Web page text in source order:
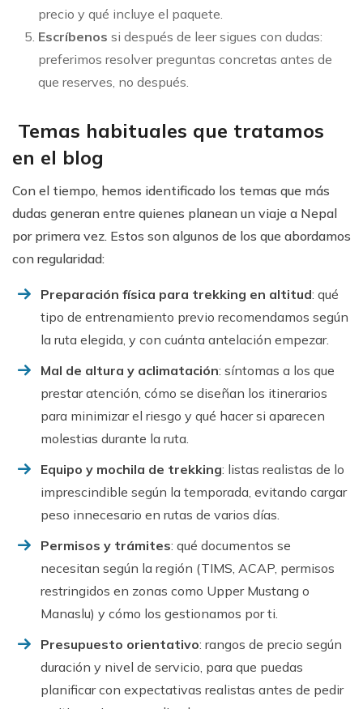
precio y qué incluye el paquete.
Escríbenos si después de leer sigues con dudas:
preferimos resolver preguntas concretas antes de
que reserves, no después.
Temas habituales que tratamos
en el blog
Con el tiempo, hemos identificado los temas que más
dudas generan entre quienes planean un viaje a Nepal
por primera vez. Estos son algunos de los que abordamos
con regularidad:
Preparación física para trekking en altitud: qué
tipo de entrenamiento previo recomendamos según
la ruta elegida, y con cuánta antelación empezar.
Mal de altura y aclimatación: síntomas a los que
prestar atención, cómo se diseñan los itinerarios
para minimizar el riesgo y qué hacer si aparecen
molestias durante la ruta.
Equipo y mochila de trekking: listas realistas de lo
imprescindible según la temporada, evitando cargar
peso innecesario en rutas de varios días.
Permisos y trámites: qué documentos se
necesitan según la región (TIMS, ACAP, permisos
restringidos en zonas como Upper Mustang o
Manaslu) y cómo los gestionamos por ti.
Presupuesto orientativo: rangos de precio según
duración y nivel de servicio, para que puedas
planificar con expectativas realistas antes de pedir